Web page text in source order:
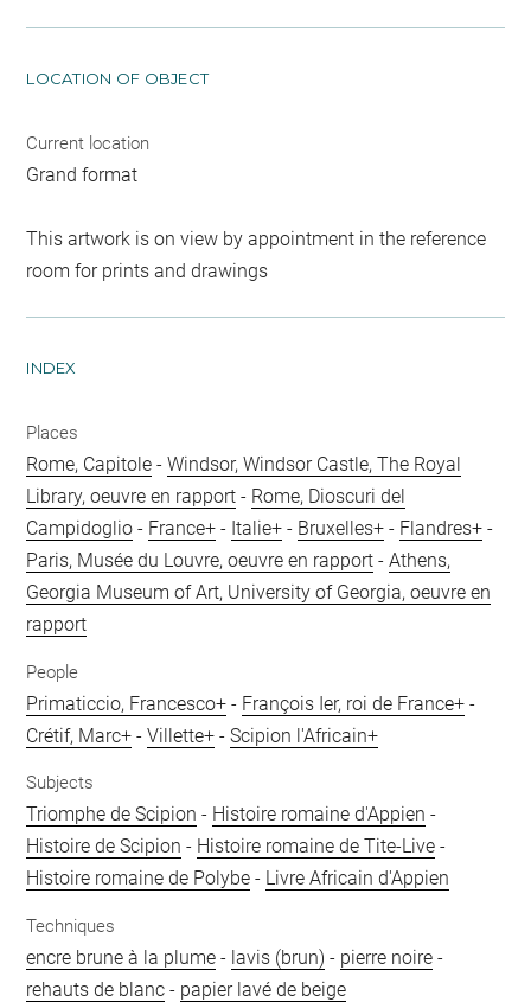
LOCATION OF OBJECT
Current location
Grand format
This artwork is on view by appointment in the reference
room for prints and drawings
INDEX
Places
Rome, Capitole -Windsor, Windsor Castle, The Royal
Library, oeuvre en rapport - Rome, Dioscuri del
Campidoglio - France+ - Italie+ - Bruxelles+ - Flandres+ -
Paris, Musée du Louvre, oeuvre en rapport -Athens,
Georgia Museum of Art, University of Georgia, oeuvre en
rapport
People
Primaticcio, Francesco+ - François Ier, roi de France+ -
Crétif, Marc+ -Villette+ -Scipion l'Africain+
Subjects
Triomphe de Scipion - Histoire romaine d'Appien -
Histoire de Scipion - Histoire romaine de Tite-Live -
Histoire romaine de Polybe - Livre Africain d'Appien
Techniques
encre brune à la plume - lavis (brun) - pierre noire -
rehauts de blanc - papier lavé de beige